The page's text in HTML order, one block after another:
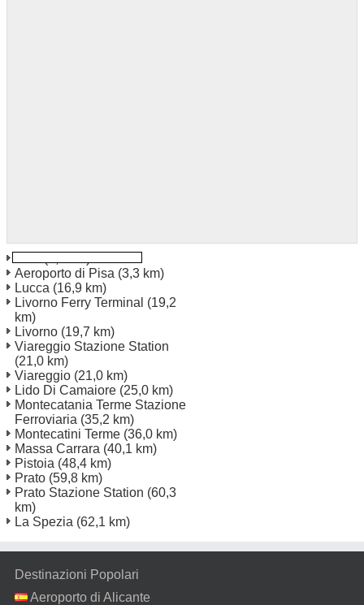
Pisa(0,0 km)
Aeroporto di Pisa (3,3 km)
Lucca (16,9 km)
Livorno Ferry Terminal (19,2
km)
Livorno (19,7 km)
Viareggio Stazione Station
(21,0 km)
Viareggio (21,0 km)
Lido Di Camaiore (25,0 km)
Montecatania Terme Stazione
Ferroviaria (35,2 km)
Montecatini Terme (36,0 km)
Massa Carrara (40,1 km)
Pistoia (48,4 km)
Prato (59,8 km)
Prato Stazione Station (60,3
km)
La Spezia (62,1 km)
Destinazioni Popolari
Aeroporto di Alicante